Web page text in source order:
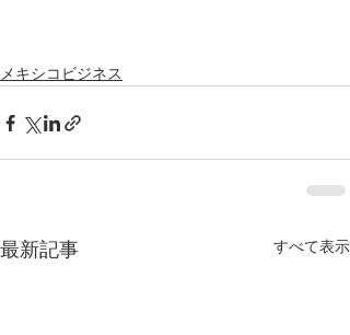
メキシコビジネス
最新記事 すべて表示